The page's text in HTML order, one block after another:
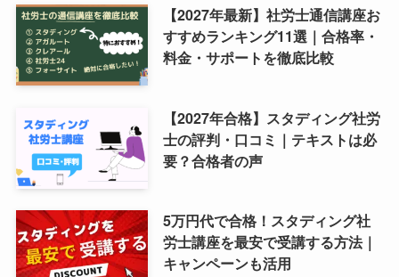
【2027年最新】社労士通信講座お
すすめランキング11選｜合格率・
料金・サポートを徹底比較
【2027年合格】スタディング社労
士の評判・口コミ｜テキストは必
要？合格者の声
5万円代で合格！スタディング社
労士講座を最安で受講する方法｜
キャンペーンも活用